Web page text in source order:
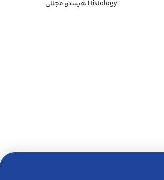
Histology هيستو مجللي